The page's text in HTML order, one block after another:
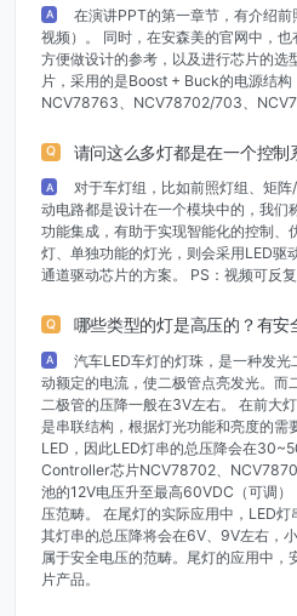
A
在演讲PPT的第一章节，有介绍
视频）。 同时，在安森美的官网中，也
方便做设计的参考，以及进行芯片的选
片，采用的是Boost + Buck的电源结构
NCV78763、NCV78702/703、
Q 请问这么多灯都是在一个控制
A
对于车灯组，比如前照灯组、矩
动电路都是设计在一个模块中的，我
功能集成，有助于实现智能化的控制、
灯、单独功能的灯光，则会采用LED驱
通道驱动芯片的方案。 PS：视频可反
Q 哪些类型的灯是高压的？有安
A
汽车LED车灯的灯珠，是一种发
动额定的电流，使二极管点亮发光。而
二极管的压降一般在3V左右。 在前大
是串联结构，根据灯光功能和亮度的需
LED，因此LED灯串的总压降会在
Controller芯片NCV78702、
池的12V电压升至最高60VDC（可调
压范畴。 在尾灯的实际应用中，LED
其灯串的总压降将会在6V、9V左右，
属于安全电压的范畴。尾灯的应用中，
片产品。